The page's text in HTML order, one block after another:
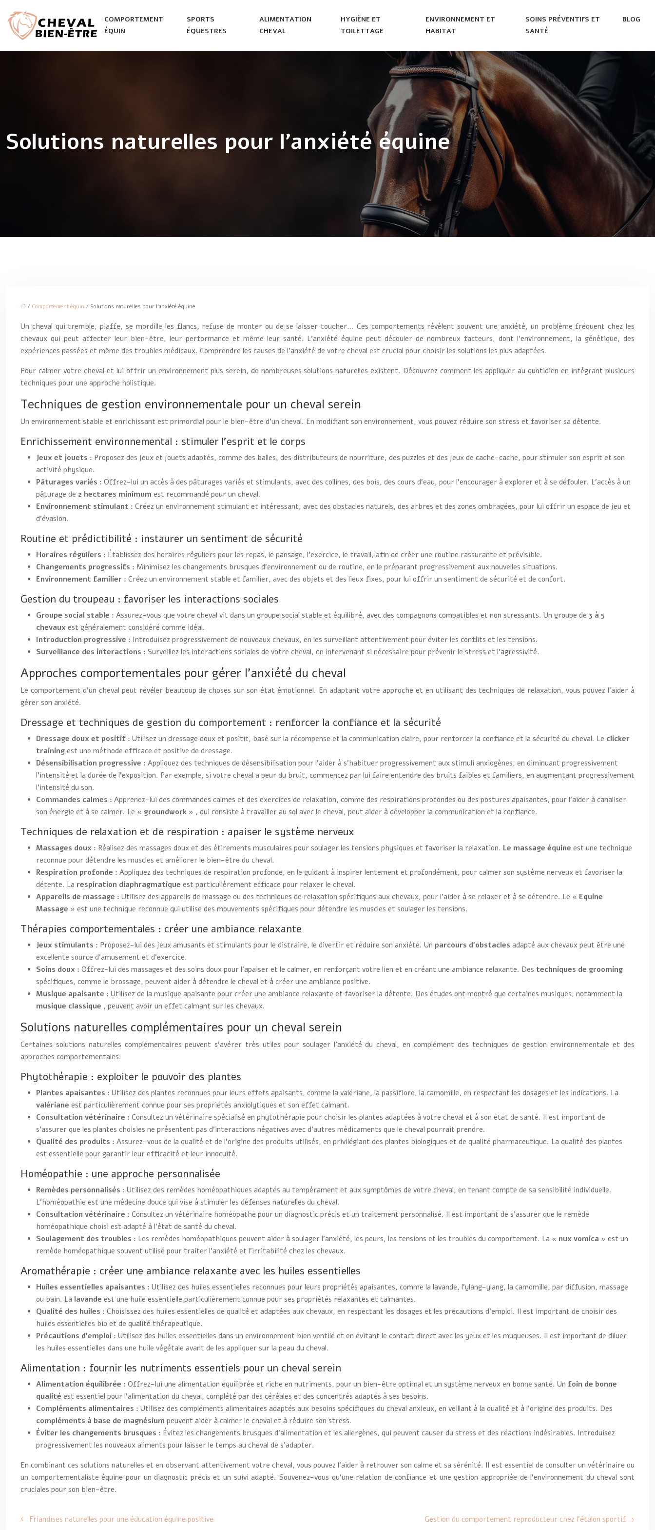
COMPORTEMENT
ÉQUIN
SPORTS
ÉQUESTRES
ALIMENTATION
CHEVAL
HYGIÈNE ET
TOILETTAGE
ENVIRONNEMENT ET
HABITAT
SOINS PRÉVENTIFS ET
SANTÉ
BLOG
Solutions naturelles pour l’anxiété équine
/ Comportement équin / Solutions naturelles pour l’anxiété équine
Un cheval qui tremble, piaffe, se mordille les flancs, refuse de monter ou de se laisser toucher… Ces comportements révèlent souvent une anxiété, un problème fréquent chez les
chevaux qui peut affecter leur bien-être, leur performance et même leur santé. L’anxiété équine peut découler de nombreux facteurs, dont l’environnement, la génétique, des
expériences passées et même des troubles médicaux. Comprendre les causes de l’anxiété de votre cheval est crucial pour choisir les solutions les plus adaptées.
Pour calmer votre cheval et lui offrir un environnement plus serein, de nombreuses solutions naturelles existent. Découvrez comment les appliquer au quotidien en intégrant plusieurs
techniques pour une approche holistique.
Techniques de gestion environnementale pour un cheval serein
Un environnement stable et enrichissant est primordial pour le bien-être d’un cheval. En modifiant son environnement, vous pouvez réduire son stress et favoriser sa détente.
Enrichissement environnemental : stimuler l’esprit et le corps
Jeux et jouets : Proposez des jeux et jouets adaptés, comme des balles, des distributeurs de nourriture, des puzzles et des jeux de cache-cache, pour stimuler son esprit et son
activité physique.
Pâturages variés : Offrez-lui un accès à des pâturages variés et stimulants, avec des collines, des bois, des cours d’eau, pour l’encourager à explorer et à se défouler. L’accès à un
pâturage de 2 hectares minimum est recommandé pour un cheval.
Environnement stimulant : Créez un environnement stimulant et intéressant, avec des obstacles naturels, des arbres et des zones ombragées, pour lui offrir un espace de jeu et
d’évasion.
Routine et prédictibilité : instaurer un sentiment de sécurité
Horaires réguliers : Établissez des horaires réguliers pour les repas, le pansage, l’exercice, le travail, afin de créer une routine rassurante et prévisible.
Changements progressifs : Minimisez les changements brusques d’environnement ou de routine, en le préparant progressivement aux nouvelles situations.
Environnement familier : Créez un environnement stable et familier, avec des objets et des lieux fixes, pour lui offrir un sentiment de sécurité et de confort.
Gestion du troupeau : favoriser les interactions sociales
Groupe social stable : Assurez-vous que votre cheval vit dans un groupe social stable et équilibré, avec des compagnons compatibles et non stressants. Un groupe de 3 à 5
chevaux est généralement considéré comme idéal.
Introduction progressive : Introduisez progressivement de nouveaux chevaux, en les surveillant attentivement pour éviter les conflits et les tensions.
Surveillance des interactions : Surveillez les interactions sociales de votre cheval, en intervenant si nécessaire pour prévenir le stress et l’agressivité.
Approches comportementales pour gérer l’anxiété du cheval
Le comportement d’un cheval peut révéler beaucoup de choses sur son état émotionnel. En adaptant votre approche et en utilisant des techniques de relaxation, vous pouvez l’aider à
gérer son anxiété.
Dressage et techniques de gestion du comportement : renforcer la confiance et la sécurité
Dressage doux et positif : Utilisez un dressage doux et positif, basé sur la récompense et la communication claire, pour renforcer la confiance et la sécurité du cheval. Le clicker
training est une méthode efficace et positive de dressage.
Désensibilisation progressive : Appliquez des techniques de désensibilisation pour l’aider à s’habituer progressivement aux stimuli anxiogènes, en diminuant progressivement
l’intensité et la durée de l’exposition. Par exemple, si votre cheval a peur du bruit, commencez par lui faire entendre des bruits faibles et familiers, en augmentant progressivement
l’intensité du son.
Commandes calmes : Apprenez-lui des commandes calmes et des exercices de relaxation, comme des respirations profondes ou des postures apaisantes, pour l’aider à canaliser
son énergie et à se calmer. Le « groundwork » , qui consiste à travailler au sol avec le cheval, peut aider à développer la communication et la confiance.
Techniques de relaxation et de respiration : apaiser le système nerveux
Massages doux : Réalisez des massages doux et des étirements musculaires pour soulager les tensions physiques et favoriser la relaxation. Le massage équine est une technique
reconnue pour détendre les muscles et améliorer le bien-être du cheval.
Respiration profonde : Appliquez des techniques de respiration profonde, en le guidant à inspirer lentement et profondément, pour calmer son système nerveux et favoriser la
détente. La respiration diaphragmatique est particulièrement efficace pour relaxer le cheval.
Appareils de massage : Utilisez des appareils de massage ou des techniques de relaxation spécifiques aux chevaux, pour l’aider à se relaxer et à se détendre. Le « Equine
Massage » est une technique reconnue qui utilise des mouvements spécifiques pour détendre les muscles et soulager les tensions.
Thérapies comportementales : créer une ambiance relaxante
Jeux stimulants : Proposez-lui des jeux amusants et stimulants pour le distraire, le divertir et réduire son anxiété. Un parcours d’obstacles adapté aux chevaux peut être une
excellente source d’amusement et d’exercice.
Soins doux : Offrez-lui des massages et des soins doux pour l’apaiser et le calmer, en renforçant votre lien et en créant une ambiance relaxante. Des techniques de grooming
spécifiques, comme le brossage, peuvent aider à détendre le cheval et à créer une ambiance positive.
Musique apaisante : Utilisez de la musique apaisante pour créer une ambiance relaxante et favoriser la détente. Des études ont montré que certaines musiques, notamment la
musique classique , peuvent avoir un effet calmant sur les chevaux.
Solutions naturelles complémentaires pour un cheval serein
Certaines solutions naturelles complémentaires peuvent s’avérer très utiles pour soulager l’anxiété du cheval, en complément des techniques de gestion environnementale et des
approches comportementales.
Phytothérapie : exploiter le pouvoir des plantes
Plantes apaisantes : Utilisez des plantes reconnues pour leurs effets apaisants, comme la valériane, la passiflore, la camomille, en respectant les dosages et les indications. La
valériane est particulièrement connue pour ses propriétés anxiolytiques et son effet calmant.
Consultation vétérinaire : Consultez un vétérinaire spécialisé en phytothérapie pour choisir les plantes adaptées à votre cheval et à son état de santé. Il est important de
s’assurer que les plantes choisies ne présentent pas d’interactions négatives avec d’autres médicaments que le cheval pourrait prendre.
Qualité des produits : Assurez-vous de la qualité et de l’origine des produits utilisés, en privilégiant des plantes biologiques et de qualité pharmaceutique. La qualité des plantes
est essentielle pour garantir leur efficacité et leur innocuité.
Homéopathie : une approche personnalisée
Remèdes personnalisés : Utilisez des remèdes homéopathiques adaptés au tempérament et aux symptômes de votre cheval, en tenant compte de sa sensibilité individuelle.
L’homéopathie est une médecine douce qui vise à stimuler les défenses naturelles du cheval.
Consultation vétérinaire : Consultez un vétérinaire homéopathe pour un diagnostic précis et un traitement personnalisé. Il est important de s’assurer que le remède
homéopathique choisi est adapté à l’état de santé du cheval.
Soulagement des troubles : Les remèdes homéopathiques peuvent aider à soulager l’anxiété, les peurs, les tensions et les troubles du comportement. La « nux vomica » est un
remède homéopathique souvent utilisé pour traiter l’anxiété et l’irritabilité chez les chevaux.
Aromathérapie : créer une ambiance relaxante avec les huiles essentielles
Huiles essentielles apaisantes : Utilisez des huiles essentielles reconnues pour leurs propriétés apaisantes, comme la lavande, l’ylang-ylang, la camomille, par diffusion, massage
ou bain. La lavande est une huile essentielle particulièrement connue pour ses propriétés relaxantes et calmantes.
Qualité des huiles : Choisissez des huiles essentielles de qualité et adaptées aux chevaux, en respectant les dosages et les précautions d’emploi. Il est important de choisir des
huiles essentielles bio et de qualité thérapeutique.
Précautions d’emploi : Utilisez des huiles essentielles dans un environnement bien ventilé et en évitant le contact direct avec les yeux et les muqueuses. Il est important de diluer
les huiles essentielles dans une huile végétale avant de les appliquer sur la peau du cheval.
Alimentation : fournir les nutriments essentiels pour un cheval serein
Alimentation équilibrée : Offrez-lui une alimentation équilibrée et riche en nutriments, pour un bien-être optimal et un système nerveux en bonne santé. Un foin de bonne
qualité est essentiel pour l’alimentation du cheval, complété par des céréales et des concentrés adaptés à ses besoins.
Compléments alimentaires : Utilisez des compléments alimentaires adaptés aux besoins spécifiques du cheval anxieux, en veillant à la qualité et à l’origine des produits. Des
compléments à base de magnésium peuvent aider à calmer le cheval et à réduire son stress.
Éviter les changements brusques : Évitez les changements brusques d’alimentation et les allergènes, qui peuvent causer du stress et des réactions indésirables. Introduisez
progressivement les nouveaux aliments pour laisser le temps au cheval de s’adapter.
En combinant ces solutions naturelles et en observant attentivement votre cheval, vous pouvez l’aider à retrouver son calme et sa sérénité. Il est essentiel de consulter un vétérinaire ou
un comportementaliste équine pour un diagnostic précis et un suivi adapté. Souvenez-vous qu’une relation de confiance et une gestion appropriée de l’environnement du cheval sont
cruciales pour son bien-être.
Friandises naturelles pour une éducation équine positive Gestion du comportement reproducteur chez l’étalon sportif